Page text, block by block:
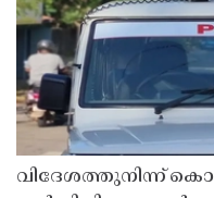
വിദേശത്തുനിന്ന്